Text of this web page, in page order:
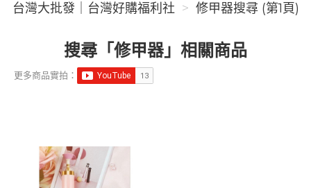
台灣大批發｜台灣好購福利社 修甲器搜尋 (第1頁)
搜尋「修甲器」相關商品
更多商品實拍：